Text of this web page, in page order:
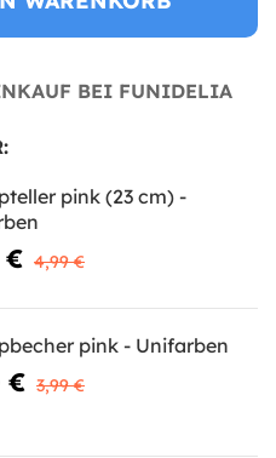
BEI FUNIDELIA
pink (23 cm) -
€ 4,99 €
pink - Unifarben
€ 3,99 €